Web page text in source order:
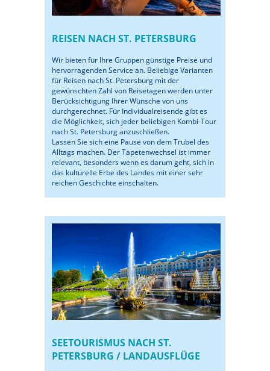
REISEN NACH ST. PETERSBURG
Wir bieten für Ihre Gruppen günstige Preise und
hervorragenden Service an. Beliebige Varianten
für Reisen nach St. Petersburg mit der
gewünschten Zahl von Reisetagen werden unter
Berücksichtigung Ihrer Wünsche von uns
durchgerechnet. Für Individualreisende gibt es
die Möglichkeit, sich jeder beliebigen Kombi-Tour
nach St. Petersburg anzuschließen.
Lassen Sie sich eine Pause von dem Trubel des
Alltags machen. Der Tapetenwechsel ist immer
relevant, besonders wenn es darum geht, sich in
das kulturelle Erbe des Landes mit einer sehr
reichen Geschichte einschalten.
SEETOURISMUS NACH ST.
PETERSBURG / LANDAUSFLÜGE